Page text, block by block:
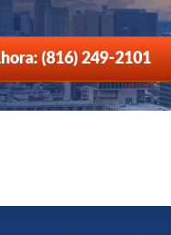
(816) 249-2101